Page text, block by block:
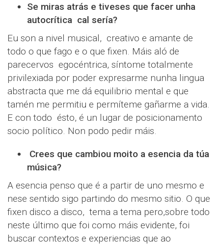
Se miras atrás e tiveses que facer unha
autocrítica cal sería?
Eu son a nivel musical, creativo e amante de
todo o que fago e o que fixen. Máis aló de
parecervos egocéntrica, síntome totalmente
privilexiada por poder expresarme nunha lingua
abstracta que me dá equilibrio mental e que
tamén me permitiu e permíteme gañarme a vida.
E con todo ésto, é un lugar de posicionamento
socio político. Non podo pedir máis.
Crees que cambiou moito a esencia da túa
música?
A esencia penso que é a partir de uno mesmo e
nese sentido sigo partindo do mesmo sitio. O que
fixen disco a disco, tema a tema pero,sobre todo
neste último que foi como máis evidente, foi
buscar contextos e experiencias que ao